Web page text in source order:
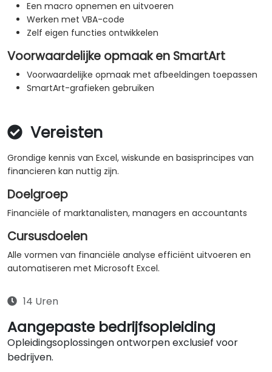
Een macro opnemen en uitvoeren
Werken met VBA-code
Zelf eigen functies ontwikkelen
Voorwaardelijke opmaak en SmartArt
Voorwaardelijke opmaak met afbeeldingen toepassen
SmartArt-grafieken gebruiken
Vereisten
Grondige kennis van Excel, wiskunde en basisprincipes van
financieren kan nuttig zijn.
Doelgroep
Financiële of marktanalisten, managers en accountants
Cursusdoelen
Alle vormen van financiële analyse efficiënt uitvoeren en
automatiseren met Microsoft Excel.
14 Uren
Aangepaste bedrijfsopleiding
Opleidingsoplossingen ontworpen exclusief voor
bedrijven.